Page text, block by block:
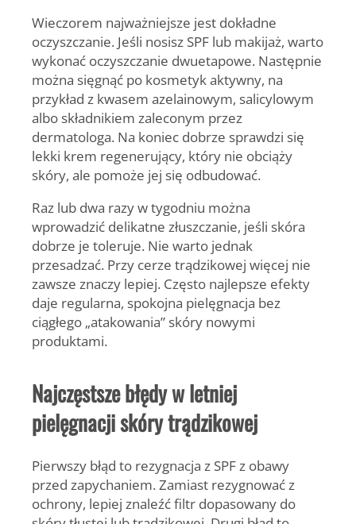
Wieczorem najważniejsze jest dokładne
oczyszczanie. Jeśli nosisz SPF lub makijaż, warto
wykonać oczyszczanie dwuetapowe. Następnie
można sięgnąć po kosmetyk aktywny, na
przykład z kwasem azelainowym, salicylowym
albo składnikiem zaleconym przez
dermatologa. Na koniec dobrze sprawdzi się
lekki krem regenerujący, który nie obciąży
skóry, ale pomoże jej się odbudować.
Raz lub dwa razy w tygodniu można
wprowadzić delikatne złuszczanie, jeśli skóra
dobrze je toleruje. Nie warto jednak
przesadzać. Przy cerze trądzikowej więcej nie
zawsze znaczy lepiej. Często najlepsze efekty
daje regularna, spokojna pielęgnacja bez
ciągłego „atakowania” skóry nowymi
produktami.
Najczęstsze błędy w letniej
pielęgnacji skóry trądzikowej
Pierwszy błąd to rezygnacja z SPF z obawy
przed zapychaniem. Zamiast rezygnować z
ochrony, lepiej znaleźć filtr dopasowany do